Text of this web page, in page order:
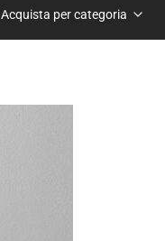
Acquista per categoria